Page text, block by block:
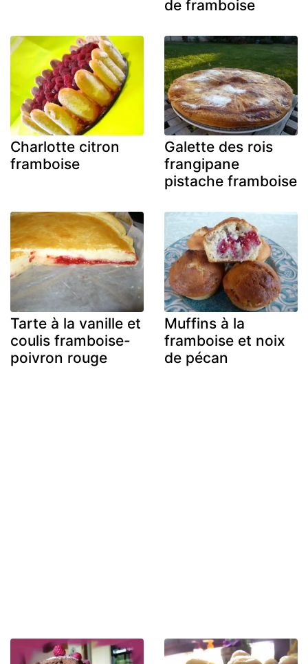
de framboise
Charlotte citron
framboise
Galette des rois
frangipane
pistache framboise
Tarte à la vanille et
coulis framboise-
poivron rouge
Muffins à la
framboise et noix
de pécan